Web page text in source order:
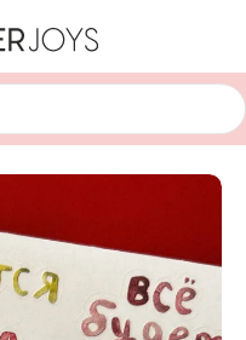
Стикеры А6